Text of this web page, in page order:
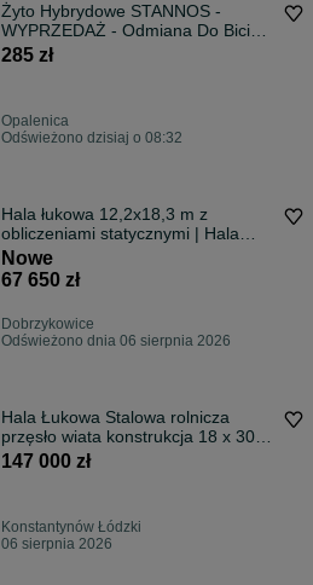
Żyto Hybrydowe STANNOS -
WYPRZEDAŻ - Odmiana Do Bicia
Rekordów, Nasiona Żyta F1 Agrii
285 zł
Opalenica
Odświeżono dzisiaj o 08:32
Hala łukowa 12,2x18,3 m z
obliczeniami statycznymi | Hala
magazynowa | Boksy LEGO |
Recykling | Kruszywa | -10% |
INAMIOT.PL
Nowe
67 650 zł
Dobrzykowice
Odświeżono dnia 06 sierpnia 2026
Hala Łukowa Stalowa rolnicza
przęsło wiata konstrukcja 18 x 30 x
7 m
147 000 zł
Konstantynów Łódzki
06 sierpnia 2026